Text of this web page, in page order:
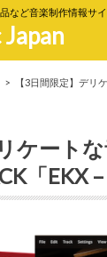
など音楽制作情報サイ
【3日間限定】デリ
ケート
「EKX